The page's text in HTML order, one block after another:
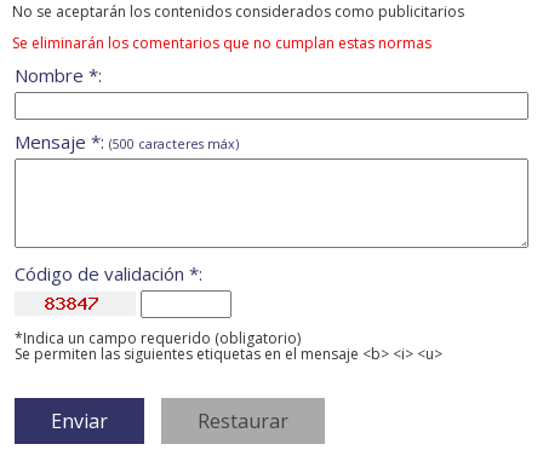
No se aceptarán los contenidos considerados como publicitarios
Se eliminarán los comentarios que no cumplan estas normas
Nombre *:
Mensaje *: (500 caracteres máx)
Código de validación *:
*Indica un campo requerido (obligatorio)
Se permiten las siguientes etiquetas en el mensaje <b> <i> <u>